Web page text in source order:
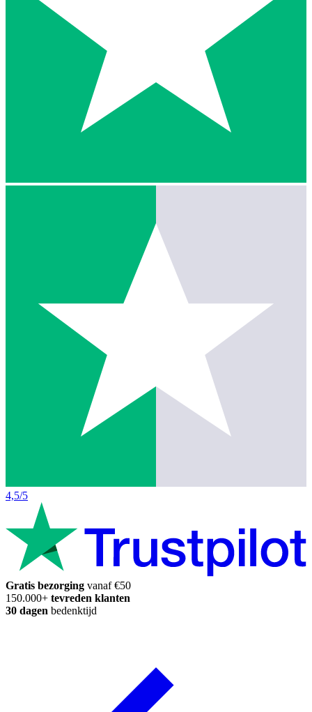
4,5/5
Gratis bezorging vanaf €50
150.000+ tevreden klanten
30 dagen bedenktijd